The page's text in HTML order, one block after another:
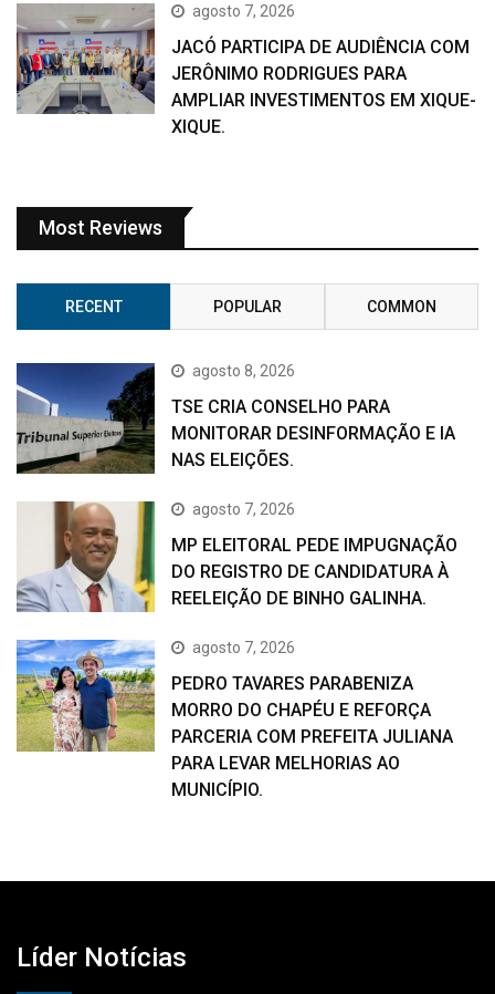
agosto 7, 2026
JACÓ PARTICIPA DE AUDIÊNCIA COM
JERÔNIMO RODRIGUES PARA
AMPLIAR INVESTIMENTOS EM XIQUE-
XIQUE.
Most Reviews
RECENT POPULAR COMMON
agosto 8, 2026
TSE CRIA CONSELHO PARA
MONITORAR DESINFORMAÇÃO E IA
NAS ELEIÇÕES.
agosto 7, 2026
MP ELEITORAL PEDE IMPUGNAÇÃO
DO REGISTRO DE CANDIDATURA À
REELEIÇÃO DE BINHO GALINHA.
agosto 7, 2026
PEDRO TAVARES PARABENIZA
MORRO DO CHAPÉU E REFORÇA
PARCERIA COM PREFEITA JULIANA
PARA LEVAR MELHORIAS AO
MUNICÍPIO.
Líder Notícias